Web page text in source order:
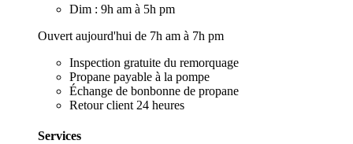
Dim : 9h am à 5h pm
Ouvert aujourd'hui de 7h am à 7h pm
Inspection gratuite du remorquage
Propane payable à la pompe
Échange de bonbonne de propane
Retour client 24 heures
Services